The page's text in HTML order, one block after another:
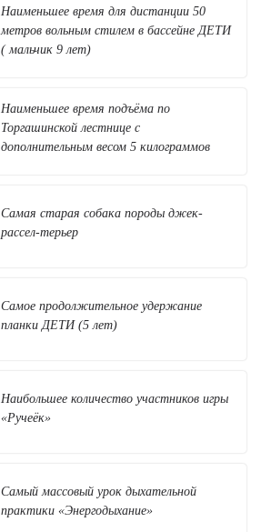
Наименьшее время для дистанции 50
метров вольным стилем в бассейне ДЕТИ
( мальчик 9 лет)
Наименьшее время подъёма по
Торгашинской лестнице с
дополнительным весом 5 килограммов
Самая старая собака породы джек-
рассел-терьер
Самое продолжительное удержание
планки ДЕТИ (5 лет)
Наибольшее количество участников игры
«Ручеёк»
Самый массовый урок дыхательной
практики «Энергодыхание»